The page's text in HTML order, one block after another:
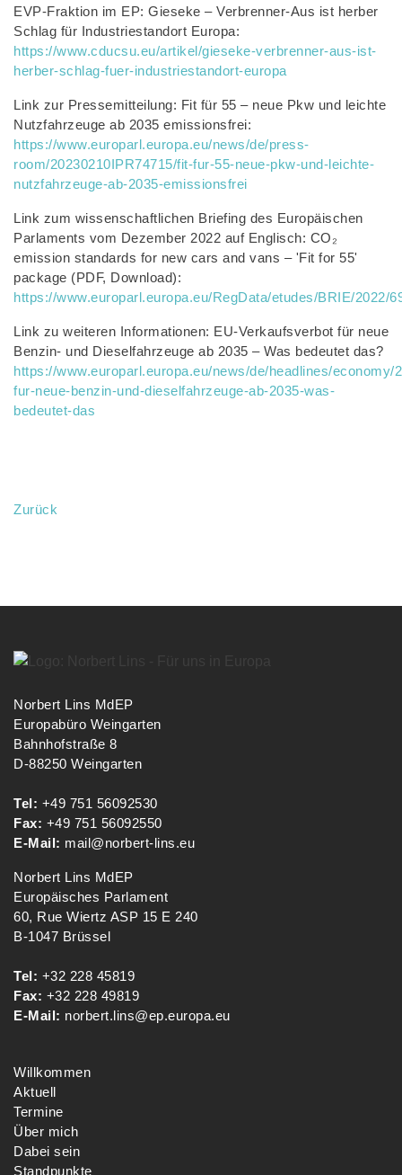
EVP-Fraktion im EP: Gieseke – Verbrenner-Aus ist herber
Schlag für Industriestandort Europa:
https://www.cducsu.eu/artikel/gieseke-verbrenner-aus-ist-
herber-schlag-fuer-industriestandort-europa
Link zur Pressemitteilung: Fit für 55 – neue Pkw und leichte
Nutzfahrzeuge ab 2035 emissionsfrei:
https://www.europarl.europa.eu/news/de/press-
room/20230210IPR74715/fit-fur-55-neue-pkw-und-leichte-
nutzfahrzeuge-ab-2035-emissionsfrei
Link zum wissenschaftlichen Briefing des Europäischen
Parlaments vom Dezember 2022 auf Englisch: CO₂
emission standards for new cars and vans – 'Fit for 55'
package (PDF, Download):
https://www.europarl.europa.eu/RegData/etudes/BRIE/2022/
Link zu weiteren Informationen: EU-Verkaufsverbot für neue
Benzin- und Dieselfahrzeuge ab 2035 – Was bedeutet das?
https://www.europarl.europa.eu/news/de/headlines/
fur-neue-benzin-und-dieselfahrzeuge-ab-2035-was-
bedeutet-das
Zurück
Norbert Lins MdEP
Europabüro Weingarten
Bahnhofstraße 8
D-88250 Weingarten
Tel: +49 751 56092530
Fax: +49 751 56092550
E-Mail: mail@norbert-lins.eu
Norbert Lins MdEP
Europäisches Parlament
60, Rue Wiertz ASP 15 E 240
B-1047 Brüssel
Tel: +32 228 45819
Fax: +32 228 49819
E-Mail: norbert.lins@ep.europa.eu
Willkommen
Aktuell
Termine
Über mich
Dabei sein
Standpunkte